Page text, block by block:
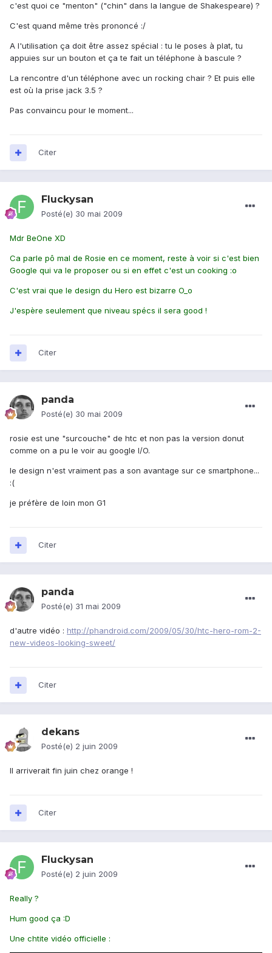
c'est quoi ce "menton" ("chin" dans la langue de Shakespeare) ?
C'est quand même très prononcé :/
A l'utilisation ça doit être assez spécial : tu le poses à plat, tu
appuies sur un bouton et ça te fait un téléphone à bascule ?
La rencontre d'un téléphone avec un rocking chair ? Et puis elle
est où la prise jack 3.5 ?
Pas convaincu pour le moment...
Citer
Fluckysan
Posté(e) 30 mai 2009
Mdr BeOne XD
Ca parle pô mal de Rosie en ce moment, reste à voir si c'est bien
Google qui va le proposer ou si en effet c'est un cooking :o
C'est vrai que le design du Hero est bizarre O_o
J'espère seulement que niveau spécs il sera good !
Citer
panda
Posté(e) 30 mai 2009
rosie est une "surcouche" de htc et non pas la version donut
comme on a pu le voir au google I/O.
le design n'est vraiment pas a son avantage sur ce smartphone...
:(
je préfère de loin mon G1
Citer
panda
Posté(e) 31 mai 2009
d'autre vidéo : http://phandroid.com/2009/05/30/htc-hero-rom-2-
new-videos-looking-sweet/
Citer
dekans
Posté(e) 2 juin 2009
Il arriverait fin juin chez orange !
Citer
Fluckysan
Posté(e) 2 juin 2009
Really ?
Hum good ça :D
Une chtite vidéo officielle :